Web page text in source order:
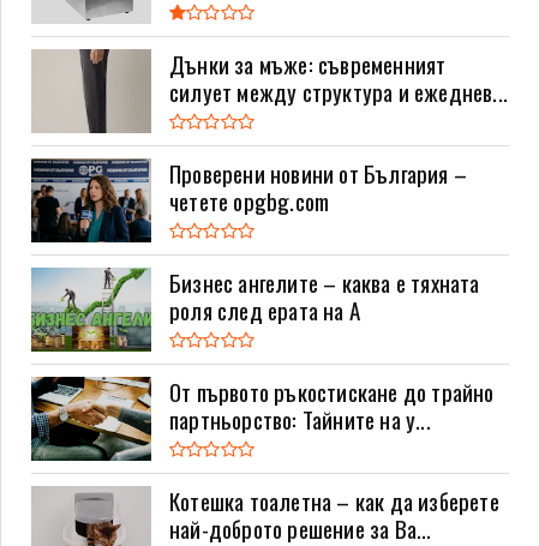
Дънки за мъже: съвременният
силует между структура и ежеднев...
Проверени новини от България –
четете opgbg.com
Бизнес ангелите – каква е тяхната
роля след ерата на A
От първото ръкостискане до трайно
партньорство: Тайните на у...
Котешка тоалетна – как да изберете
най-доброто решение за Ва...